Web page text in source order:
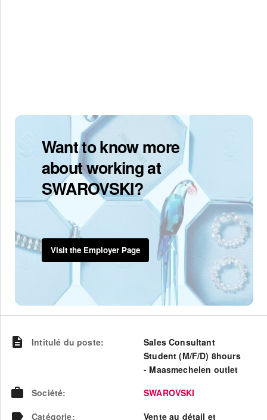
Want to know more
about working at
SWAROVSKI?
Visit the Employer Page
Intitulé du poste:
Sales Consultant
Student (M/F/D) 8hours
- Maasmechelen outlet
Société:
SWAROVSKI
Catégorie:
Vente au détail et